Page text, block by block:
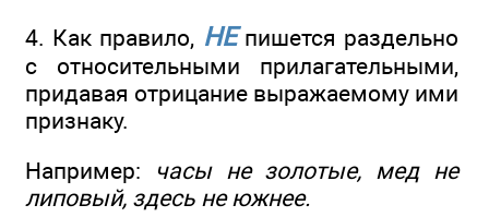
4. Как правило, НЕпишется раздельно
с относительными прилагательными,
придавая отрицание выражаемому ими
признаку.
Например:
часы не золотые, мед не
липовый, здесь не южнее.